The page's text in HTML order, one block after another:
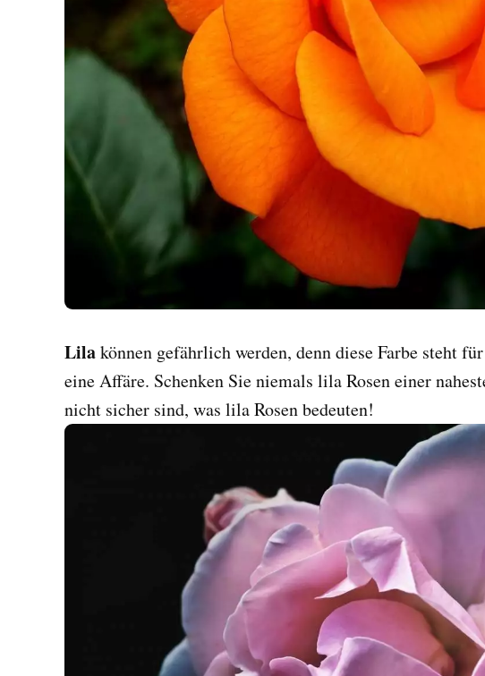
Lilakönnen gefährlich werden, denn diese Farbe steht
eine Affäre. Schenken Sie niemals lila Rosen einer
nicht sicher sind, was lila Rosen bedeuten!